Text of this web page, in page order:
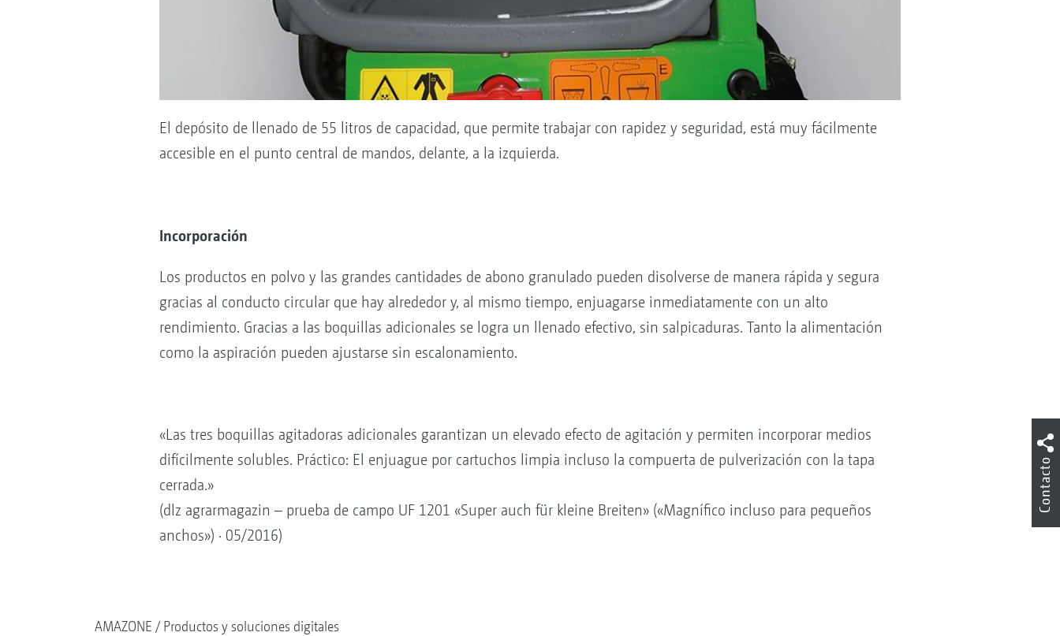
El depósito de llenado de 55 litros de capacidad, que permite trabajar con rapidez y seguridad, está muy fácilmente
accesible en el punto central de mandos, delante, a la izquierda.
Incorporación
Los productos en polvo y las grandes cantidades de abono granulado pueden disolverse de manera rápida y segura
gracias al conducto circular que hay alrededor y, al mismo tiempo, enjuagarse inmediatamente con un alto
rendimiento. Gracias a las boquillas adicionales se logra un llenado efectivo, sin salpicaduras. Tanto la alimentación
como la aspiración pueden ajustarse sin escalonamiento.
«Las tres boquillas agitadoras adicionales garantizan un elevado efecto de agitación y permiten incorporar medios
difícilmente solubles. Práctico: El enjuague por cartuchos limpia incluso la compuerta de pulverización con la tapa
cerrada.»
(dlz agrarmagazin – prueba de campo UF 1201 «Super auch für kleine Breiten» («Magnífico incluso para pequeños
anchos») · 05/2016)
AMAZONE Productos y soluciones digitales
Contacto